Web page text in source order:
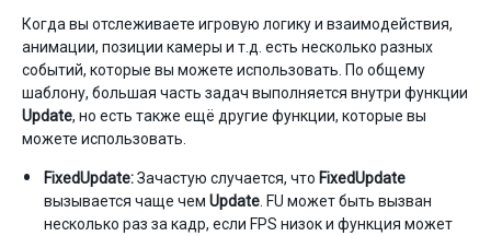
Когда вы отслеживаете игровую логику и взаимодействия,
анимации, позиции камеры и т.д. есть несколько разных
событий, которые вы можете использовать. По общему
шаблону, большая часть задач выполняется внутри функции
Update, но есть также ещё другие функции, которые вы
можете использовать.
FixedUpdate:Зачастую случается, что FixedUpdate
вызывается чаще чем Update . FU может быть вызван
несколько раз за кадр, если FPS низок и функция может